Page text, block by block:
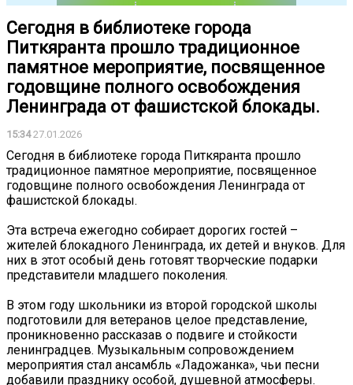
Сегодня в библиотеке города
Питкяранта прошло традиционное
памятное мероприятие, посвященное
годовщине полного освобождения
Ленинграда от фашистской блокады.
15:3427.01.2026
Сегодня в библиотеке города Питкяранта прошло
традиционное памятное мероприятие, посвященное
годовщине полного освобождения Ленинграда от
фашистской блокады.
Эта встреча ежегодно собирает дорогих гостей –
жителей блокадного Ленинграда, их детей и внуков. Для
них в этот особый день готовят творческие подарки
представители младшего поколения.
В этом году школьники из второй городской школы
подготовили для ветеранов целое представление,
проникновенно рассказав о подвиге и стойкости
ленинградцев. Музыкальным сопровождением
мероприятия стал ансамбль «Ладожанка», чьи песни
добавили празднику особой, душевной атмосферы.